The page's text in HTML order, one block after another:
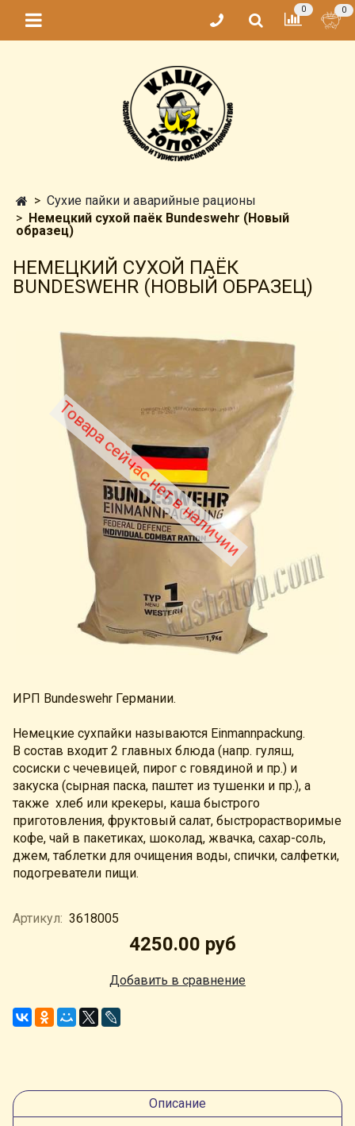
0 0
Сухие пайки и аварийные рационы
Немецкий сухой паёк Bundeswehr (Новый
образец)
НЕМЕЦКИЙ СУХОЙ ПАЁК
BUNDESWEHR (НОВЫЙ ОБРАЗЕЦ)
Товара сейчас нет в наличии
ИРП Bundeswehr Германии.
Немецкие сухпайки называются Einmannpackung.
В состав входит 2 главных блюда (напр. гуляш,
сосиски с чечевицей, пирог с говядиной и пр.) и
закуска (сырная паска, паштет из тушенки и пр.), а
также хлеб или крекеры, каша быстрого
приготовления, фруктовый салат, быстрорастворимые
кофе, чай в пакетиках, шоколад, жвачка, сахар-соль,
джем, таблетки для очищения воды, спички, салфетки,
подогреватели пищи.
Артикул: 3618005
4250.00 руб
Добавить в сравнение
Описание